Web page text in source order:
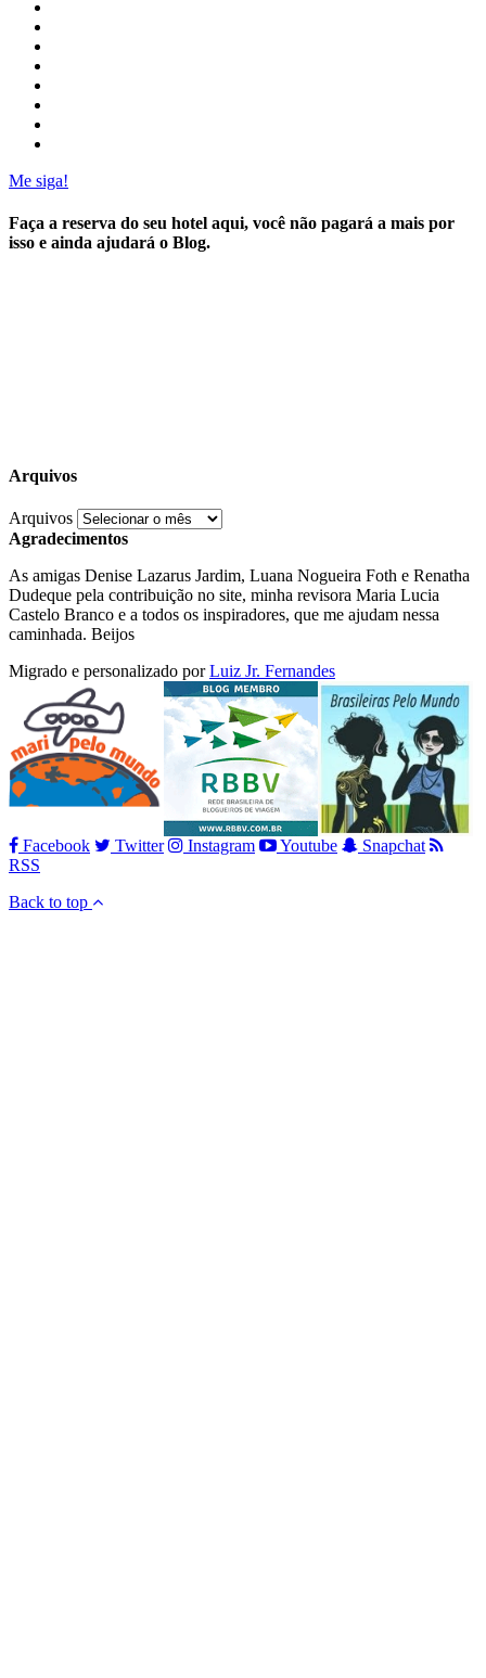
Me siga!
Faça a reserva do seu hotel aqui, você não pagará a mais por
isso e ainda ajudará o Blog.
Arquivos
Arquivos
Agradecimentos
As amigas Denise Lazarus Jardim, Luana Nogueira Foth e Renatha
Dudeque pela contribuição no site, minha revisora Maria Lucia
Castelo Branco e a todos os inspiradores, que me ajudam nessa
caminhada. Beijos
Migrado e personalizado porLuiz Jr. Fernandes
Facebook Twitter Instagram Youtube
Snapchat
RSS
Back to top